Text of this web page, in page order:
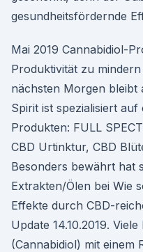
gesundheitsfördernde
Mai 2019 Cannabidiol-
Produktivität zu
nächsten Morgen
Spirit ist spezialisiert
Produkten: FULL
CBD Urtinktur, CBD
Besonders bewährt hat
Extrakten/Ölen bei Wie
Effekte durch CBD-
Update 14.10.2019.
(Cannabidiol) mit einem